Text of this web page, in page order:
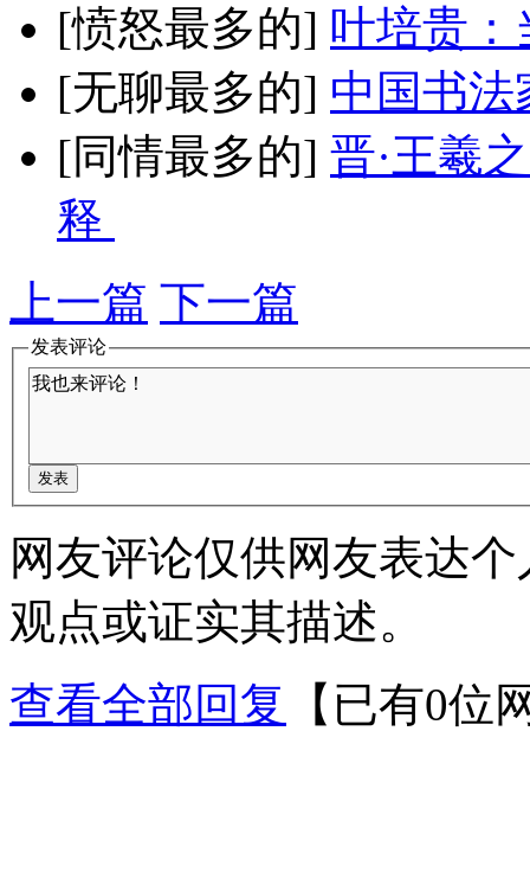
[愤怒最多的] 叶培贵：
[无聊最多的] 中国书法
[同情最多的] 晋·王羲
释
上一篇 下一篇
发表评论
网友评论仅供网友表达
观点或证实其描述。
查看全部回复
【已有0位